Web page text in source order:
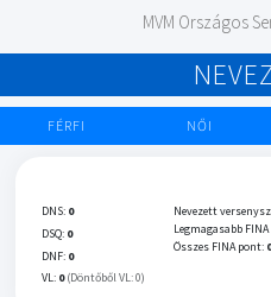
MVM Országos
FÉRFI NŐI
DNS: 0
DSQ: 0
DNF: 0
VL: 0 (Döntőből VL: 0)
Nevezett
Legmagasabb
Összes FINA pont: 0